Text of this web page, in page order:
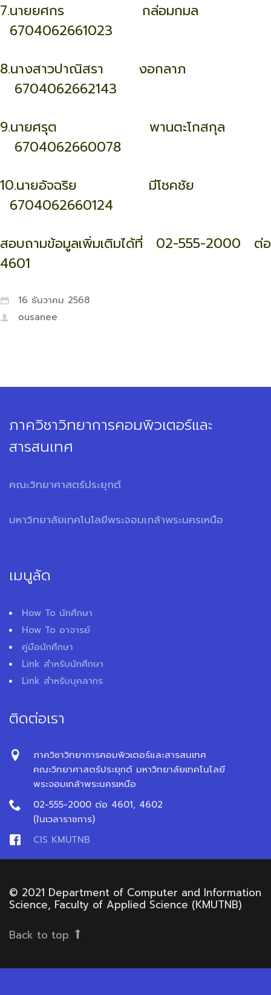
7.นายยศกร กล่อมกมล
6704062661023
8.นางสาวปาณิสรา งอกลาภ
6704062662143
9.นายศรุต พานตะโกสกุล
6704062660078
10.นายอัจฉริย มีโชคชัย
6704062660124
สอบถามข้อมูลเพิ่มเติมได้ที่ 02-555-2000 ต่อ
4601
16 ธันวาคม 2568
ousanee
ภาควิชาวิทยาการคอมพิวเตอร์และ
สารสนเทศ
คณะวิทยาศาสตร์ประยุกต์
มหาวิทยาลัยเทคโนโลยีพระจอมเกล้าพระนครเหนือ
เมนูลัด
How To นักศึกษา
How To อาจารย์
คู่มือนักศึกษา
Link สำหรับนักศึกษา
Link สำหรับบุคลากร
ติดต่อเรา
ภาควิชาวิทยาการคอมพิวเตอร์และสารสนเทศ
คณะวิทยาศาสตร์ประยุกต์ มหาวิทยาลัยเทคโนโลยี
พระจอมเกล้าพระนครเหนือ
02-555-2000 ต่อ 4601, 4602
(ในเวลาราชการ)
CIS KMUTNB
© 2021 Department of Computer and Information
Science, Faculty of Applied Science (KMUTNB)
Back to top